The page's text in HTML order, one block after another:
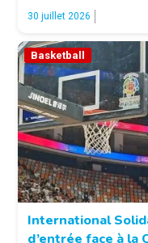
2026, qui se déroulera à
LA PUBLICITÉ […]
30 juillet 2026
Basketball
International
d’entrée face à la